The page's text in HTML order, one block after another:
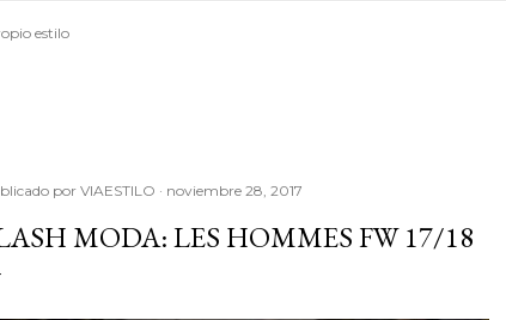
estilo
por VIAESTILO noviembre 28, 2017
MODA: LES HOMMES FW 17/18